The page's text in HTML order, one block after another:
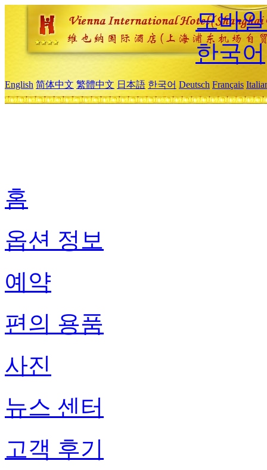
모바
한국어
English 简体中文 繁體中文 日本語 한국어 Deutsch Français
홈
옵션 정보
예약
편의 용품
사진
뉴스 센터
고객 후기